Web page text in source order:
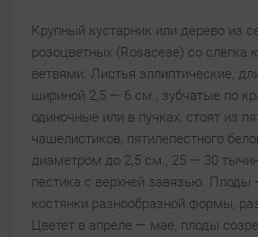
Крупный кустарник или дерево из
розоцветных (Rosaceae) со слегка
ветвями. Листья эллиптические,
шириной 2,5 — 6 см., зубчатые по
одиночные или в пучках, стоят из
чашелистиков, пятилепестного
диаметром до 2,5 см., 25 — 30
пестика с верхней завязью. Плоды
костянки разнообразной формы,
Цветет в апреле — мае, плоды